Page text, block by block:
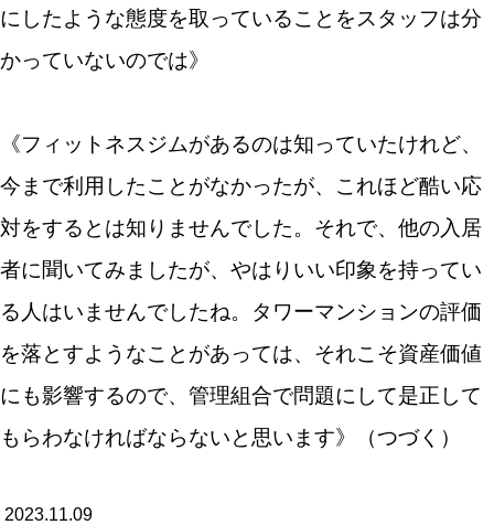
にしたような態度を取っていることをスタッフは分
かっていないのでは》
《フィットネスジムがあるのは知っていたけれど、
今まで利用したことがなかったが、これほど酷い応
対をするとは知りませんでした。それで、他の入居
者に聞いてみましたが、やはりいい印象を持ってい
る人はいませんでしたね。タワーマンションの評価
を落とすようなことがあっては、それこそ資産価値
にも影響するので、管理組合で問題にして是正して
もらわなければならないと思います》（つづく）
2023.11.09